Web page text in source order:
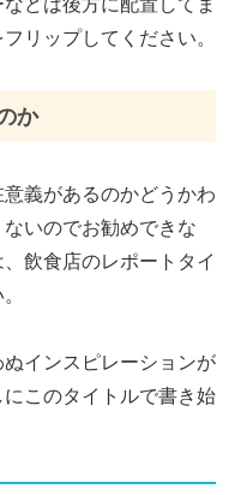
どは後方に配置してま
リップしてください。
か
義があるのかどうかわ
いのでお勧めできな
飲食店のレポートタイ
インスピレーションが
このタイトルで書き始